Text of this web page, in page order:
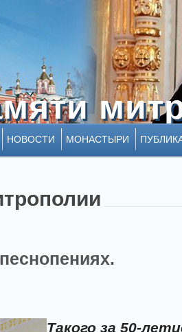
НОВОСТИ МОНАСТЫРИ
Такого за 50-